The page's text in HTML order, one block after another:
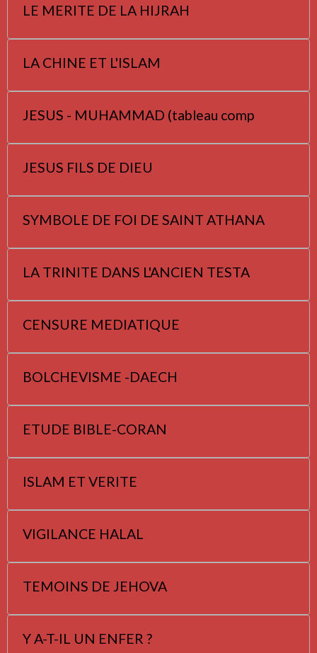
LE MERITE DE LA HIJRAH
LA CHINE ET L'ISLAM
JESUS - MUHAMMAD (tableau comp
JESUS FILS DE DIEU
SYMBOLE DE FOI DE SAINT ATHANA
LA TRINITE DANS L'ANCIEN TESTA
CENSURE MEDIATIQUE
BOLCHEVISME -DAECH
ETUDE BIBLE-CORAN
ISLAM ET VERITE
VIGILANCE HALAL
TEMOINS DE JEHOVA
Y A-T-IL UN ENFER ?